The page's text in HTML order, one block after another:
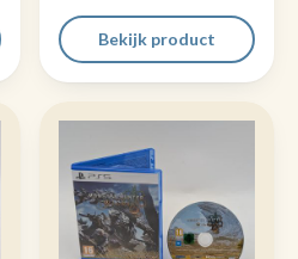
Bekijk product